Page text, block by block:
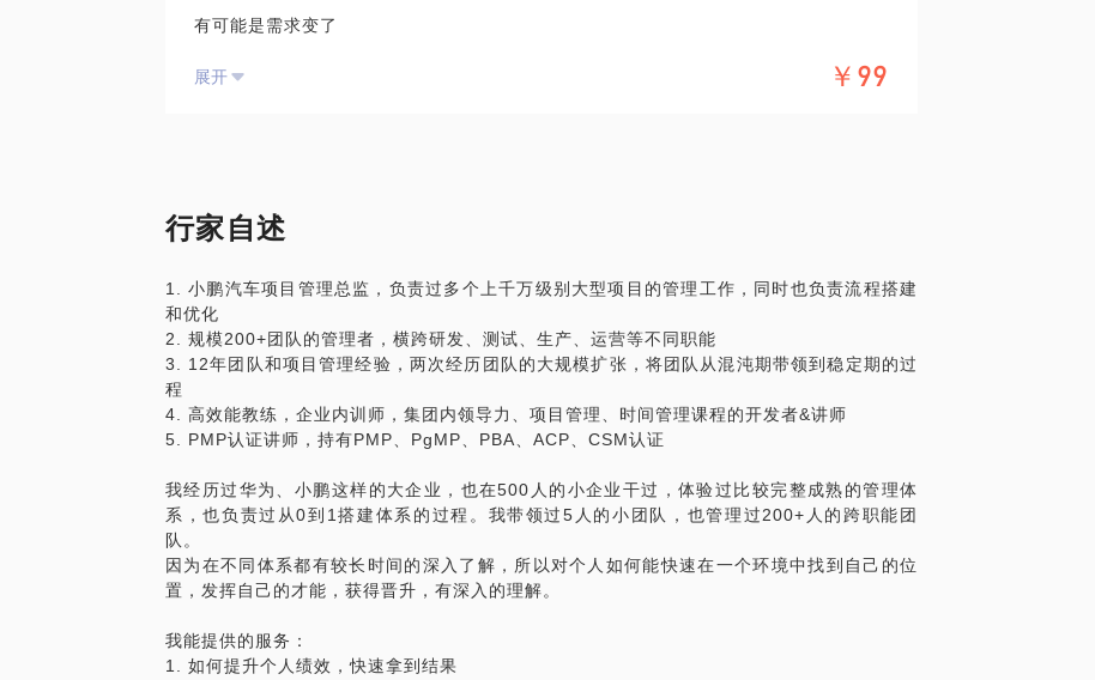
有可能是需求变了
风险没识别到
我能帮助你：
展开 ￥99
行家自述
1. 小鹏汽车项目管理总监，负责过多个上千万级别大型项目的管理工作，同时也负责流程搭建
和优化
2. 规模200+团队的管理者，横跨研发、测试、生产、运营等不同职能
3. 12年团队和项目管理经验，两次经历团队的大规模扩张，将团队从混沌期带领到稳定期的过
程
4. 高效能教练，企业内训师，集团内领导力、项目管理、时间管理课程的开发者&讲师
5. PMP认证讲师，持有PMP、PgMP、PBA、ACP、CSM认证
我经历过华为、小鹏这样的大企业，也在500人的小企业干过，体验过比较完整成熟的管理体
系，也负责过从0到1搭建体系的过程。我带领过5人的小团队，也管理过200+人的跨职能团
队。
因为在不同体系都有较长时间的深入了解，所以对个人如何能快速在一个环境中找到自己的位
置，发挥自己的才能，获得晋升，有深入的理解。
我能提供的服务：
1. 如何提升个人绩效，快速拿到结果